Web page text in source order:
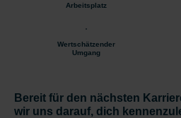
Arbeitsplatz
Wertschätzender
Umgang
Bereit für den nächsten
wir uns darauf, dich